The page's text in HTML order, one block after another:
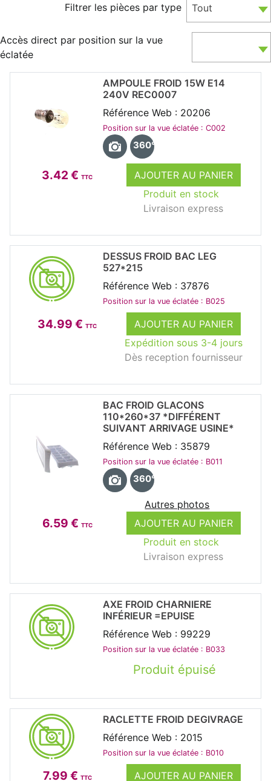
Filtrer les pièces par type Tout
Accès direct par position sur la vue
éclatée
3.42 € TTC
AJOUTER AU PANIER
Produit en stock
Livraison express
AMPOULE FROID 15W E14
240V REC0007
Référence Web : 20206
Position sur la vue éclatée : C002
360°
34.99 € TTC
AJOUTER AU PANIER
Expédition sous 3-4 jours
Dès reception fournisseur
DESSUS FROID BAC LEG
527*215
Référence Web : 37876
Position sur la vue éclatée : B025
6.59 € TTC
AJOUTER AU PANIER
Produit en stock
Livraison express
BAC FROID GLACONS
110*260*37 *DIFFÉRENT
SUIVANT ARRIVAGE USINE*
Référence Web : 35879
Position sur la vue éclatée : B011
360°
Autres photos
Produit épuisé
AXE FROID CHARNIERE
INFÉRIEUR =EPUISE
Référence Web : 99229
Position sur la vue éclatée : B033
7.99 € TTC AJOUTER AU PANIER
RACLETTE FROID DEGIVRAGE
Référence Web : 2015
Position sur la vue éclatée : B010